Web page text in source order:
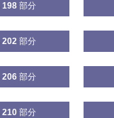
198部分
202部分
206部分
210部分